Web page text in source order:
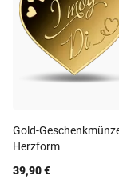
Gold-
Herzform
39,90 €